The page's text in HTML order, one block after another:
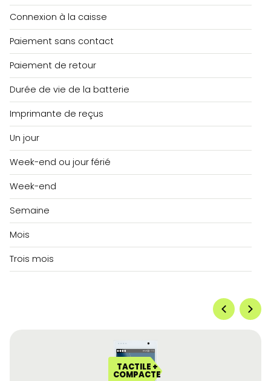
Connexion à la caisse
Paiement sans contact
Paiement de retour
Durée de vie de la batterie
Imprimante de reçus
Un jour
Week-end ou jour férié
Week-end
Semaine
Mois
Trois mois
TACTILE +
COMPACTE